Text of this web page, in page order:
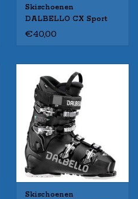
Skischoenen
DALBELLO CX Sport
2/3 (rode wreef)
€40,00
Skischoenen